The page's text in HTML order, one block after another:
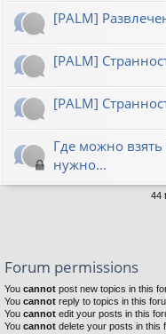
[PALM]
[PALM]
[PALM]
Где можно
нужно...
44
Forum permissions
You cannot post new topics in this
You cannot reply to topics in this
You cannot edit your posts in this
You cannot delete your posts in this